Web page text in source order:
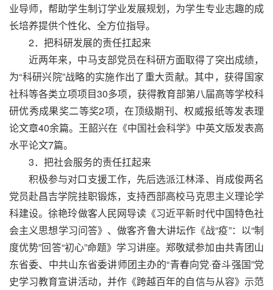
业导师，帮助学生制订学业发展规划，为学生专业志趣的成
长培养提供个性化、全方位指导。
2．把科研发展的责任扛起来
近两年来，中马支部党员在科研方面取得了突出成绩，
为“科研兴院”战略的实施作出了重大贡献。其中，获得国家
社科等各类立项项目30多项，获得教育部第八届高等学校科
研优秀成果奖二等奖2项，在顶级期刊、权威报纸等发表理
论文章40余篇。王韶兴在《中国社会科学》中英文版发表高
水平论文7篇。
3．把社会服务的责任扛起来
积极参与对口支援工作，先后选派江林泽、肖成俊两名
党员赴昌吉学院挂职锻炼，支持西部高校马克思主义理论学
科建设。徐艳玲做客人民网导读《习近平新时代中国特色社
会主义思想学习问答》、做客齐鲁大讲坛作《战“疫”：以“制
度优势”回答“初心”命题》学习讲座。郑敬斌参加由共青团山
东省委、中共山东省委讲师团主办的“青春向党·奋斗强国”党
史学习教育宣讲活动，并作《跨越百年的自信与从容》示范